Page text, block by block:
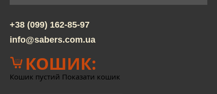
+38 (099) 162-85-97
info@sabers.com.ua
КОШИК:
Кошик пустий Показати кошик